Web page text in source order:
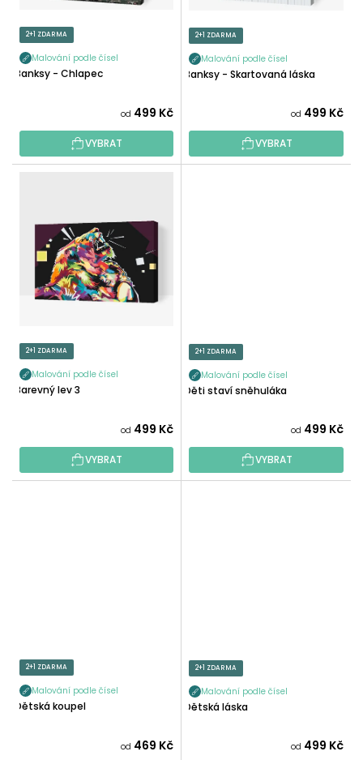
T
ŮU
K
T
2+1 ZDARMA
Malování podle čísel
Banksy - Chlapec
od 499 Kč
VYBRAT
2+1 ZDARMA
Malování podle čísel
Banksy - Skartovaná láska
od 499 Kč
VYBRAT
2+1 ZDARMA
Malování podle čísel
Barevný lev 3
od 499 Kč
VYBRAT
2+1 ZDARMA
Malování podle čísel
Děti staví sněhuláka
od 499 Kč
VYBRAT
2+1 ZDARMA
Malování podle čísel
Dětská koupel
od 469 Kč
2+1 ZDARMA
Malování podle čísel
Dětská láska
od 499 Kč